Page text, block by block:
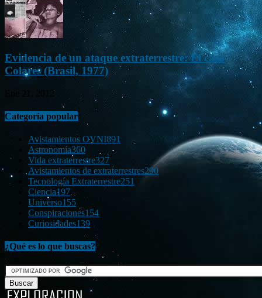
Evidencia de un ataque extraterrestre: El caso
Colares (Brasil, 1977)
Ene 21, 2012
Categoría popular
Avistamientos OVNI891
Astronomía360
Vida extraterrestre327
Avistamientos de extraterrestres290
Tecnología Extraterrestre251
Ciencia197
Universo155
Conspiraciones154
Curiosidades139
¿Qué es lo que buscas?